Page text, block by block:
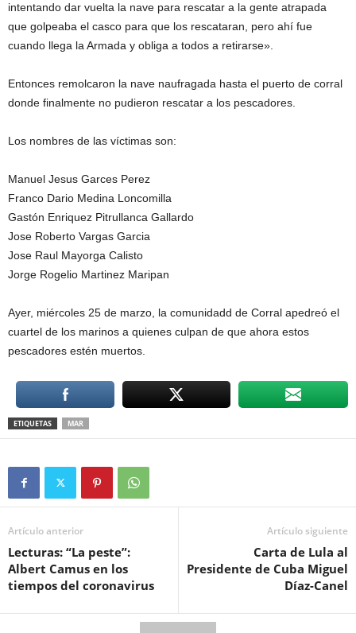
intentando dar vuelta la nave para rescatar a la gente atrapada
que golpeaba el casco para que los rescataran, pero ahí fue
cuando llega la Armada y obliga a todos a retirarse».
Entonces remolcaron la nave naufragada hasta el puerto de corral
donde finalmente no pudieron rescatar a los pescadores.
Los nombres de las víctimas son:
Manuel Jesus Garces Perez
Franco Dario Medina Loncomilla
Gastón Enriquez Pitrullanca Gallardo
Jose Roberto Vargas Garcia
Jose Raul Mayorga Calisto
Jorge Rogelio Martinez Maripan
Ayer, miércoles 25 de marzo, la comunidadd de Corral apedreó el
cuartel de los marinos a quienes culpan de que ahora estos
pescadores estén muertos.
ETIQUETAS MAR
Artículo anterior
Lecturas: “La peste”:
Albert Camus en los
tiempos del coronavirus
Artículo siguiente
Carta de Lula al
Presidente de Cuba Miguel
Díaz-Canel